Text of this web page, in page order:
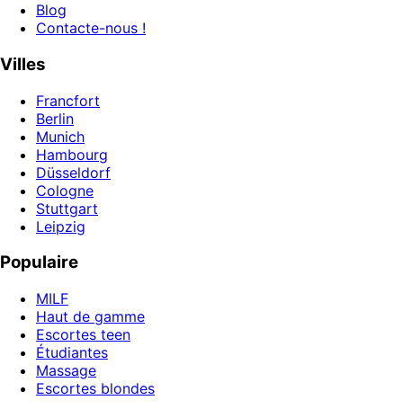
Blog
Contacte-nous !
Villes
Francfort
Berlin
Munich
Hambourg
Düsseldorf
Cologne
Stuttgart
Leipzig
Populaire
MILF
Haut de gamme
Escortes teen
Étudiantes
Massage
Escortes blondes